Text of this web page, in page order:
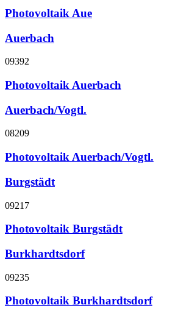
Photovoltaik Aue
Auerbach
09392
Photovoltaik Auerbach
Auerbach/Vogtl.
08209
Photovoltaik Auerbach/Vogtl.
Burgstädt
09217
Photovoltaik Burgstädt
Burkhardtsdorf
09235
Photovoltaik Burkhardtsdorf